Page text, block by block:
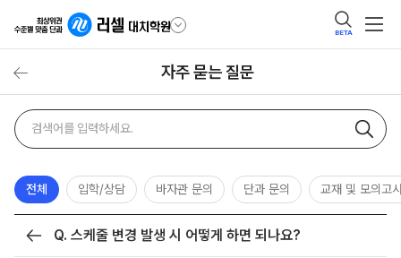
BETA
자주 묻는 질문
자주
묻는
검색
검색어
전체 입학/상담 바자관 문의 단과 문의 교재 및 모의고
목록 Q. 스케줄 변경 발생 시 어떻게 하면 되나요?